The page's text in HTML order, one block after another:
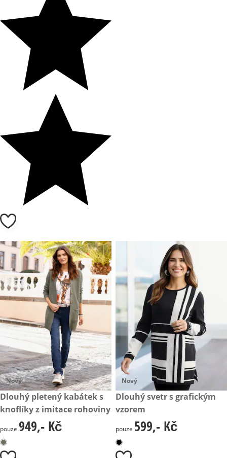
Nový
949,- Kč
Dlouhý pletený kabátek s
knoflíky z imitace rohoviny
949,- Kč
pouze 949,- Kč
Nový
599,- Kč
Dlouhý svetr s grafickým
vzorem
599,- Kč
pouze 599,- Kč